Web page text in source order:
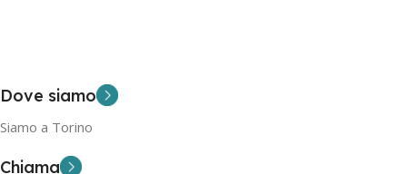
Dove siamo
Siamo a Torino
Chiama